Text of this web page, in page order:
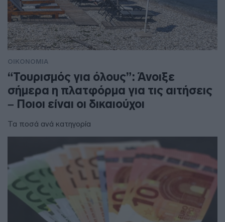
ΟΙΚΟΝΟΜΙΑ
“Τουρισμός για όλους”: Άνοιξε
σήμερα η πλατφόρμα για τις αιτήσεις
– Ποιοι είναι οι δικαιούχοι
Τα ποσά ανά κατηγορία